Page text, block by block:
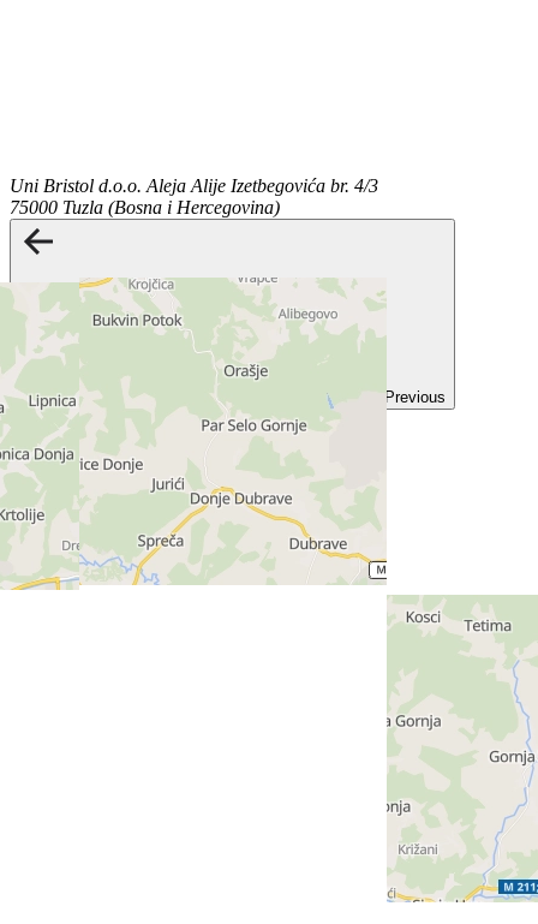
Uni Bristol d.o.o. Aleja Alije Izetbegovića br. 4/3
75000 Tuzla (Bosna i Hercegovina)
Previous